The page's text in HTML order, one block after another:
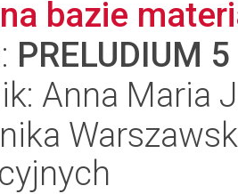
bazie
PRELUDIUM 5
Anna Maria